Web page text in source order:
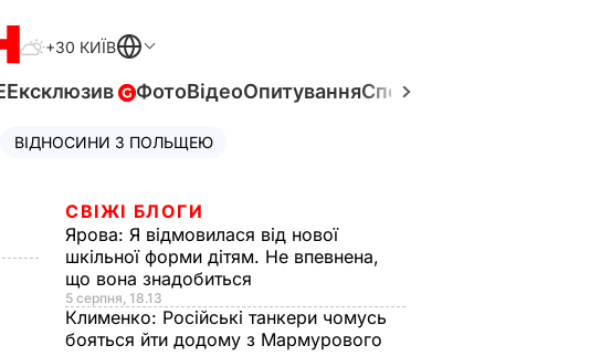
+30 КИЇВ
Ексклюзив ФотоВідеоОпитуванняСпецпроєкти
ВІДНОСИНИ З ПОЛЬЩЕЮ
СВІЖІ БЛОГИ
Ярова: Я відмовилася від нової
шкільної форми дітям. Не впевнена,
що вона знадобиться
5 серпня, 18.13
Клименко: Російські танкери чомусь
бояться йти додому з Мармурового